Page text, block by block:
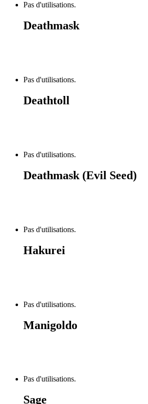
Pas d'utilisations.
Deathmask
Pas d'utilisations.
Deathtoll
Pas d'utilisations.
Deathmask (Evil Seed)
Pas d'utilisations.
Hakurei
Pas d'utilisations.
Manigoldo
Pas d'utilisations.
Sage